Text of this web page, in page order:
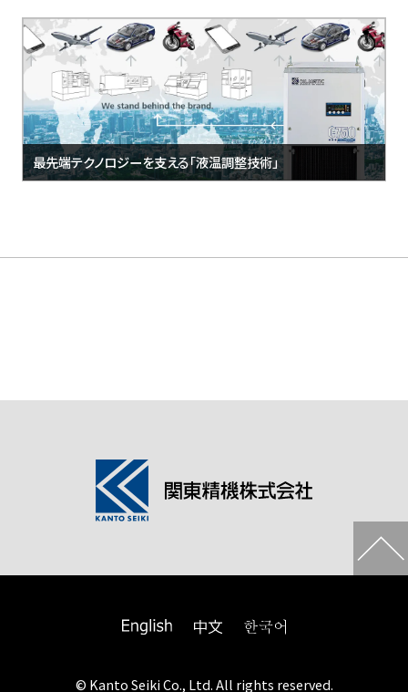
最先端テクノロジーを支える「液温調整技術」
© Kanto Seiki Co., Ltd. All rights reserved.